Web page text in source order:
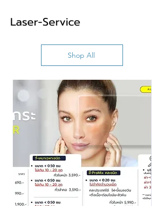
Laser-Service
Shop All